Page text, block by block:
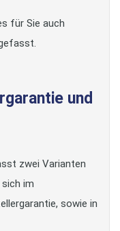
für Sie auch
und
zwei Varianten
im
sowie in